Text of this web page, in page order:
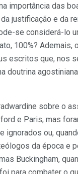
importância das
justificação e da
se considerá-lo
100%? Ademais,
escritos que, nos
doutrina
sobre o
e Paris, mas
ignorados ou,
da época e
Buckingham,
para combater o